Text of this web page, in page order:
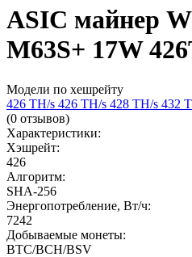
ASIC майнер
M63S+ 17W
Модели по хешрейту
426 TH/s 426 TH/s 428 TH/s 432
(0 отзывов)
Характеристики:
Хэшрейт:
426
Алгоритм:
SHA‑256
Энергопотребление, Вт/ч:
7242
Добываемые монеты:
BTC/BCH/BSV